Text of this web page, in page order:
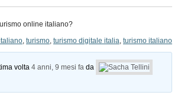
online italiano?
, turismo, turismo digitale italia, turismo italiano
volta4 anni, 9 mesi fa da